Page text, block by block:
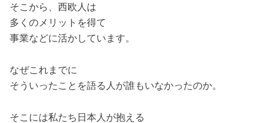
そこから、西欧人は
多くのメリットを得て
事業などに活かしています。
なぜこれまでに
そういったことを語る人が誰もいなかったのか。
そこには私たち日本人が抱える